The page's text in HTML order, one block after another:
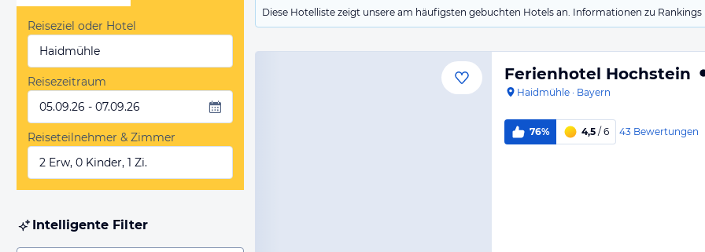
Diese Hotelliste zeigt unsere am häufigsten gebuchten Hotels an. Informationen zu
Reiseziel oder Hotel
Haidmühle
Reisezeitraum
05.09.26 - 07.09.26
Reiseteilnehmer & Zimmer
2 Erw, 0 Kinder, 1 Zi.
Intelligente Filter
Ferienhotel Hochstein
Haidmühle · Bayern
76% 4,5 / 6 43 Bewertungen